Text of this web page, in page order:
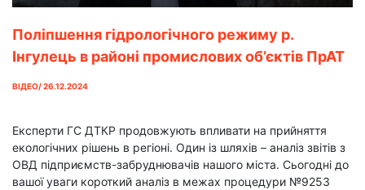
Поліпшення гідрологічного режиму р.
Інгулець в районі промислових об’єктів ПрАТ
ВІДЕО/ 26.12.2024
Експерти ГС ДТКР продовжують впливати на прийняття
екологічних рішень в регіоні. Один із шляхів – аналіз звітів з
ОВД підприємств-забруднювачів нашого міста. Сьогодні до
вашої уваги короткий аналіз в межах процедури №9253